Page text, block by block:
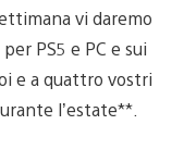
vi daremo
PS5 e PC e sui
e a quattro vostri
l’estate**.